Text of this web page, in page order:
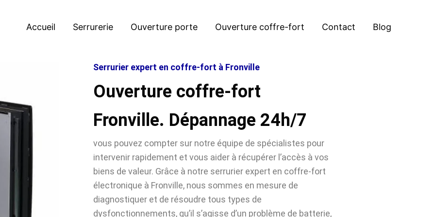
Accueil Serrurerie Ouverture porte Ouverture coffre-fort Contact Blog
Serrurier expert en coffre-fort à Fronville
Ouverture coffre-fort
Fronville. Dépannage 24h/7
vous pouvez compter sur notre équipe de spécialistes pour
intervenir rapidement et vous aider à récupérer l’accès à vos
biens de valeur. Grâce à notre serrurier expert en coffre-fort
électronique à Fronville, nous sommes en mesure de
diagnostiquer et de résoudre tous types de
dysfonctionnements, qu’il s’agisse d’un problème de batterie,